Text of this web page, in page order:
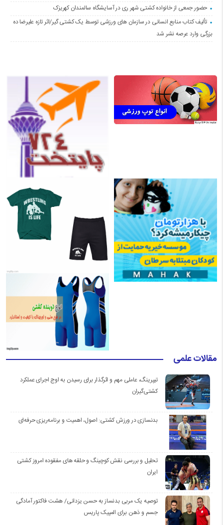
حضور جمعی از خانواده کشتی شهر ری در آسایشگاه سالمندان کهریزک
تألیف کتاب منابع انسانی در سازمان های ورزشی توسط یک کشتی گیر/اثر تازه علیرضا ده
بزرگی وارد عرصه نشر شد
مقالات علمی
تیپرینگ، عاملی مهم و اثرگذار برای رسیدن به اوج اجرای عملکرد
کشتی‌گیران
بدنسازی در ورزش کشتی: اصول، اهمیت و برنامه‌ریزی حرفه‌ای
تحلیل و بررسی نقش کوچینگ و حلقه های مفقوده امروز کشتی
ایران
توصیه یک مربی بدنساز به حسن یزدانی/ هشت فاکتور آمادگی
جسم و ذهن برای المپیک پاریس